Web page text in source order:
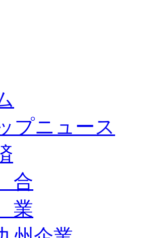
プニュース
合
業